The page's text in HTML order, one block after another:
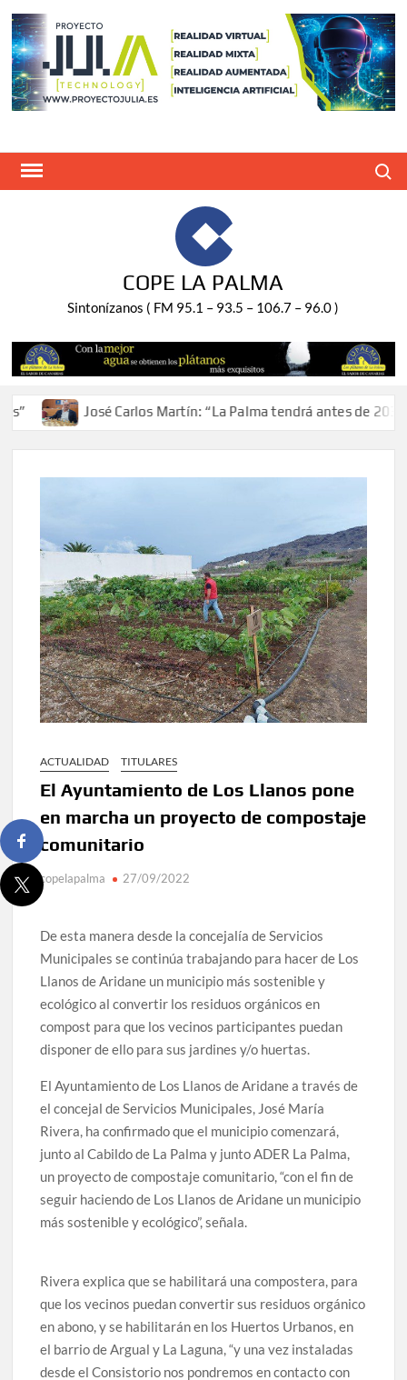
Saltar
contenido
COPE LA PALMA
Sintonízanos ( FM 95.1 – 93.5 – 106.7 – 96.0 )
José Carlos Martín: “La Palma tendrá antes de 2030
ACTUALIDAD TITULARES
El Ayuntamiento de Los Llanos pone
en marcha un proyecto de compostaje
comunitario
copelapalma 27/09/2022
De esta manera desde la concejalía de Servicios
Municipales se continúa trabajando para hacer de Los
Llanos de Aridane un municipio más sostenible y
ecológico al convertir los residuos orgánicos en
compost para que los vecinos participantes puedan
disponer de ello para sus jardines y/o huertas.
El Ayuntamiento de Los Llanos de Aridane a través de
el concejal de Servicios Municipales, José María
Rivera, ha confirmado que el municipio comenzará,
junto al Cabildo de La Palma y junto ADER La Palma,
un proyecto de compostaje comunitario, “con el fin de
seguir haciendo de Los Llanos de Aridane un municipio
más sostenible y ecológico”, señala.
Rivera explica que se habilitará una compostera, para
que los vecinos puedan convertir sus residuos orgánico
en abono, y se habilitarán en los Huertos Urbanos, en
el barrio de Argual y La Laguna, “y una vez instaladas
desde el Consistorio nos pondremos en contacto con